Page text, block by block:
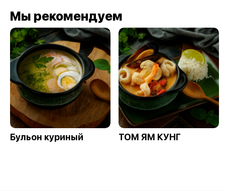
Мы рекомендуем
Бульон куриный ТОМ ЯМ КУНГ